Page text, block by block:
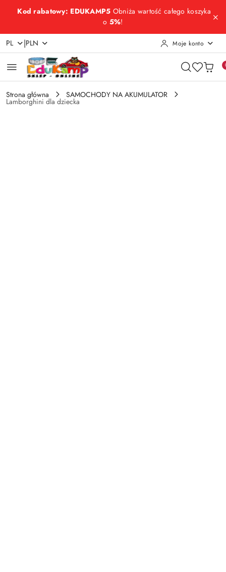
Przejdź do treści głównej
Przejdź do wyszukiwarki
Przejdź do moje konto
Przejdź do menu głównego
Przejdź do opisu produktu
Przejdź do stopki
Kod rabatowy: EDUKAMP5 Obniża wartość całego koszyka
o 5%!
PL |PLN Moje konto
Strona główna SAMOCHODY NA AKUMULATOR
Lamborghini dla dziecka